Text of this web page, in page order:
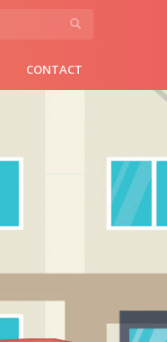
CONTACT